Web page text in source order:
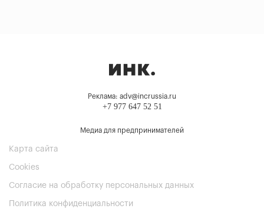
Реклама: adv@incrussia.ru
+7 977 647 52 51
Медиа для предпринимателей
Карта сайта
Cookies
Согласие на обработку персональных данных
Политика конфиденциальности